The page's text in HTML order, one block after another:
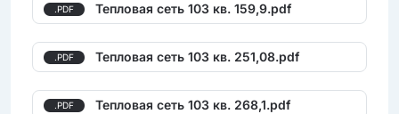
.PDF Тепловая сеть 103 кв. 159,9.pdf
.PDF Тепловая сеть 103 кв. 251,08.pdf
.PDF Тепловая сеть 103 кв. 268,1.pdf